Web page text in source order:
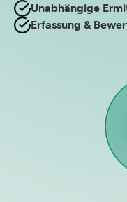
Unabhängige
Erfassung &